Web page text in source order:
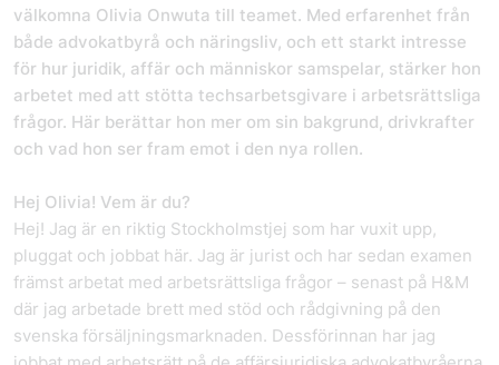
välkomna Olivia Onwuta till teamet. Med erfarenhet från
både advokatbyrå och näringsliv, och ett starkt intresse
för hur juridik, affär och människor samspelar, stärker hon
arbetet med att stötta techsarbetsgivare i arbetsrättsliga
frågor. Här berättar hon mer om sin bakgrund, drivkrafter
och vad hon ser fram emot i den nya rollen.
Hej Olivia! Vem är du?
Hej! Jag är en riktig Stockholmstjej som har vuxit upp,
pluggat och jobbat här. Jag är jurist och har sedan examen
främst arbetat med arbetsrättsliga frågor – senast på H&M
där jag arbetade brett med stöd och rådgivning på den
svenska försäljningsmarknaden. Dessförinnan har jag